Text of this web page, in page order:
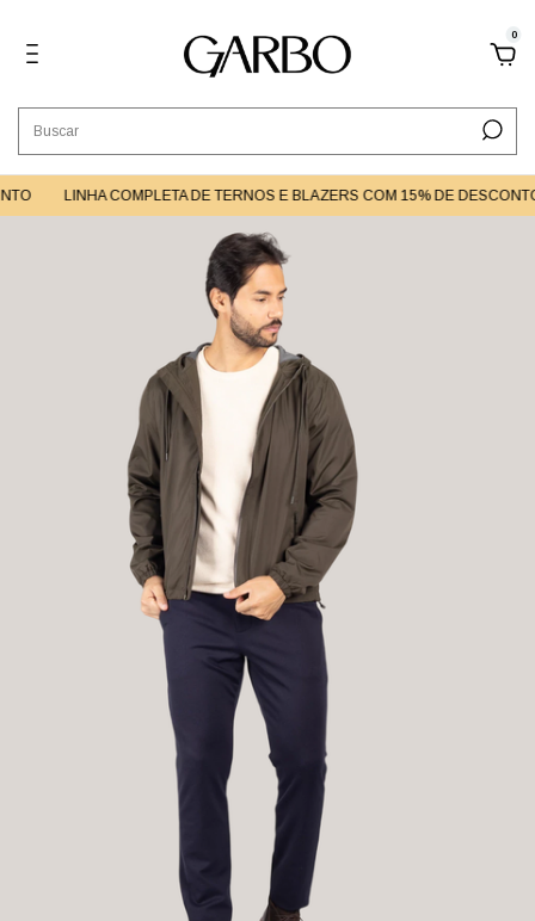
0
LINHA COMPLETA DE TERNOS E BLAZERS COM 15% DE DESCONTO